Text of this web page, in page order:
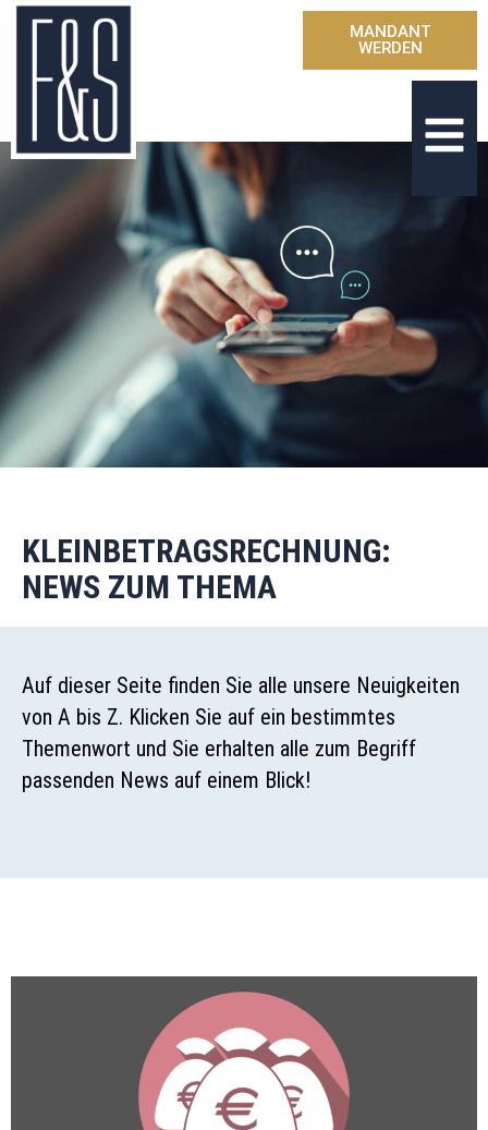
MANDANT
WERDEN
KLEINBETRAGSRECHNUNG:
NEWS ZUM THEMA
Auf dieser Seite finden Sie alle unsere Neuigkeiten
von A bis Z. Klicken Sie auf ein bestimmtes
Themenwort und Sie erhalten alle zum Begriff
passenden News auf einem Blick!